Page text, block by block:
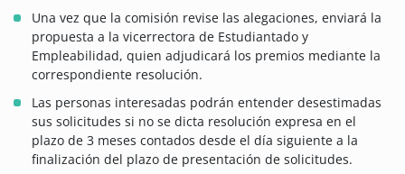
Una vez que la comisión revise las alegaciones, enviará la
propuesta a la vicerrectora de Estudiantado y
Empleabilidad, quien adjudicará los premios mediante la
correspondiente resolución.
Las personas interesadas podrán entender desestimadas
sus solicitudes si no se dicta resolución expresa en el
plazo de 3 meses contados desde el día siguiente a la
finalización del plazo de presentación de solicitudes.